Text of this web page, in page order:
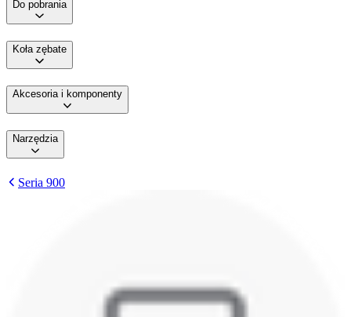
Do pobrania
Koła zębate
Akcesoria i komponenty
Narzędzia
Seria 900